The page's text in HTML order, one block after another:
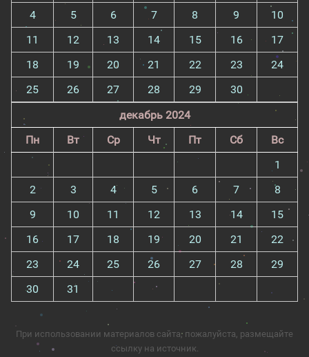
4
5 6 7 8 9
10
11
12 13 14 15 16
17
18
19 20 21 22 23
24
25
26 27 28 29
30
декабрь 2024
Пн
Вт Ср Чт Пт Сб
Вс
1
2
3 4 5 6 7
8
9
10 11 12 13 14
15
16
17 18 19 20 21
22
23
24 25 26 27 28
29
30
31
При использовании материалов сайта, пожалуйста, размещайте
ссылку на источник.